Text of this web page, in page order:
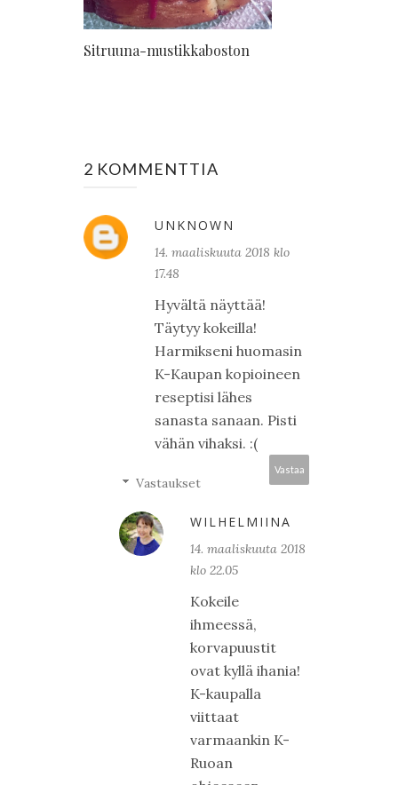
Sitruuna-mustikkaboston
2 KOMMENTTIA
UNKNOWN
14. maaliskuuta 2018 klo
17.48
Hyvältä näyttää!
Täytyy kokeilla!
Harmikseni huomasin
K-Kaupan kopioineen
reseptisi lähes
sanasta sanaan. Pisti
vähän vihaksi. :(
Vastaa
Vastaukset
WILHELMIINA
14. maaliskuuta 2018
klo 22.05
Kokeile
ihmeessä,
korvapuustit
ovat kyllä ihania!
K-kaupalla
viittaat
varmaankin K-
Ruoan